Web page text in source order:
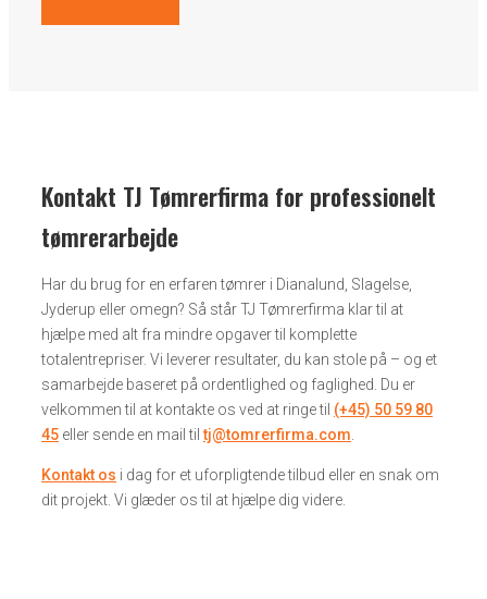
Kontakt TJ Tømrerfirma for professionelt
tømrerarbejde
Har du brug for en erfaren tømrer i Dianalund, Slagelse,
Jyderup eller omegn? Så står TJ Tømrerfirma klar til at
hjælpe med alt fra mindre opgaver til komplette
totalentrepriser. Vi leverer resultater, du kan stole på – og et
samarbejde baseret på ordentlighed og faglighed. Du er
velkommen til at kontakte os ved at ringe til (+45) 50 59 80
45 eller sende en mail tiltj@tomrerfirma.com
Kontakt os i dag for et uforpligtende tilbud eller en snak om
dit projekt. Vi glæder os til at hjælpe dig videre.